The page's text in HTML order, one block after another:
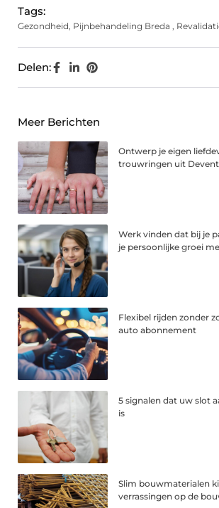
Tags:
Gezondheid, Pijnbehandeling Breda ,
Delen:
Meer Berichten
Ontwerp je eigen
trouwringen uit
Werk vinden dat bij je
je persoonlijke groei
Flexibel rijden zonder
auto abonnement
5 signalen dat uw slot
is
Slim bouwmaterialen
verrassingen op de